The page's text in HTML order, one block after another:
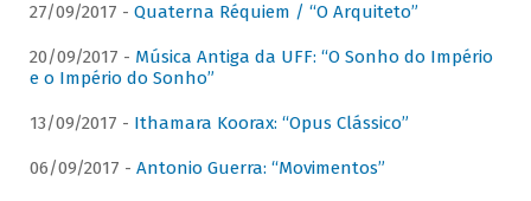
27/09/2017 - Quaterna Réquiem / “O Arquiteto”
20/09/2017 - Música Antiga da UFF: “O Sonho do Império
e o Império do Sonho”
13/09/2017 - Ithamara Koorax: “Opus Clássico”
06/09/2017 - Antonio Guerra: “Movimentos”